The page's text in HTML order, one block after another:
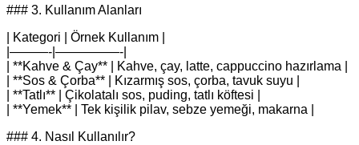
### 3. Kullanım Alanları
| Kategori | Örnek Kullanım |
|———-|—————-|
| **Kahve & Çay** | Kahve, çay, latte, cappuccino hazırlama |
| **Sos & Çorba** | Kızarmış sos, çorba, tavuk suyu |
| **Tatlı** | Çikolatalı sos, puding, tatlı köftesi |
| **Yemek** | Tek kişilik pilav, sebze yemeği, makarna |
### 4. Nasıl Kullanılır?